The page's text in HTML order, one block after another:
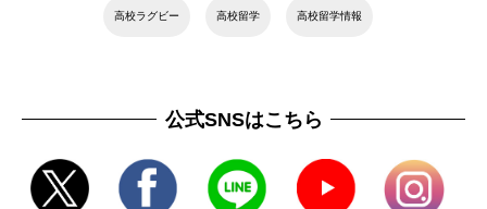
高校ラグビー 高校留学 高校留学情報
公式SNSはこちら